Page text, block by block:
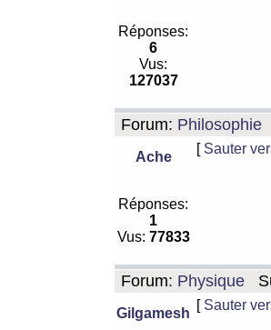
Réponses:
6
Vus:
127037
Forum: Philosophie
Ache
[ Sauter
Réponses:
1
Vus: 77833
Forum: Physique
Gilgamesh
[ Sauter